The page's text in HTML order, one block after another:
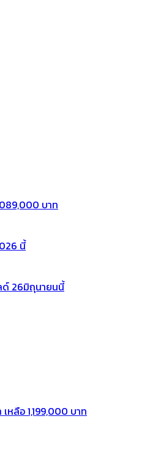
บาท
นี้
ด์ 26มิถุนายนนี้
หลือ 1,199,000 บาท